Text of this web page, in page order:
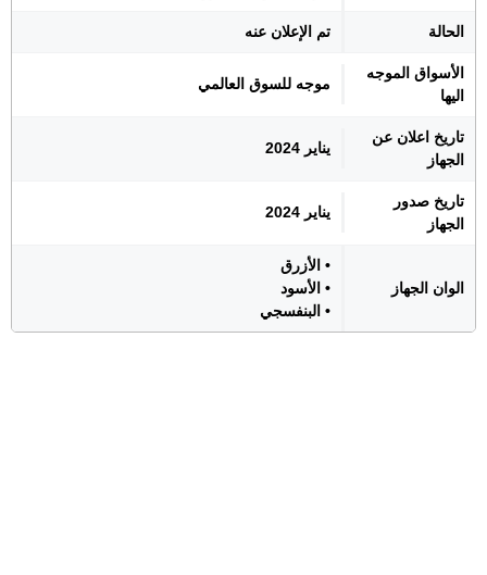
الحالة تم الإعلان عنه
الأسواق الموجه
اليها
موجه للسوق العالمي
تاريخ اعلان عن
الجهاز
يناير 2024
تاريخ صدور
الجهاز
يناير 2024
الوان الجهاز
• الأزرق
• الأسود
• البنفسجي